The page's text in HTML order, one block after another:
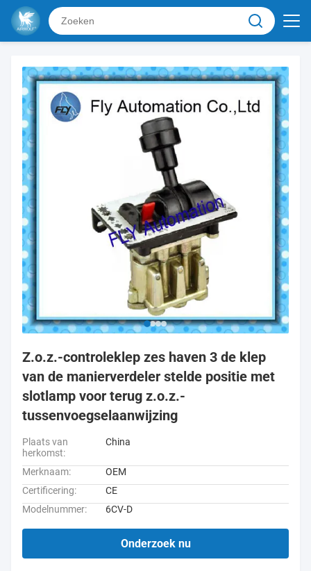
Z.o.z.-controleklep zes haven 3 de klep
van de manierverdeler stelde positie met
slotlamp voor terug z.o.z.-
tussenvoegselaanwijzing
Plaats van
herkomst:
China
Merknaam:
OEM
Certificering:
CE
Modelnummer:
6CV-D
Onderzoek nu